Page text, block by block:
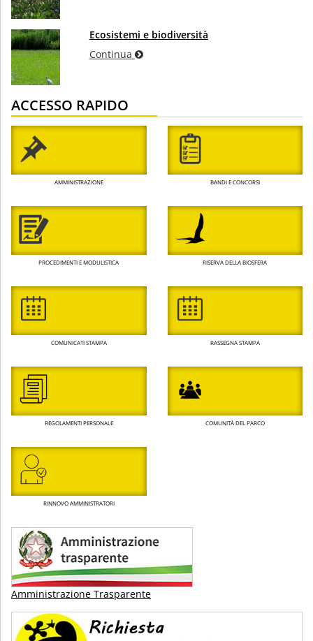
Ecosistemi e biodiversità
Continua
ACCESSO RAPIDO
AMMINISTRAZIONE BANDI E CONCORSI
PROCEDIMENTI E MODULISTICA RISERVA DELLA BIOSFERA
COMUNICATI STAMPA RASSEGNA STAMPA
REGOLAMENTI PERSONALE COMUNITÀ DEL PARCO
RINNOVO AMMINISTRATORI
Amministrazione Trasparente